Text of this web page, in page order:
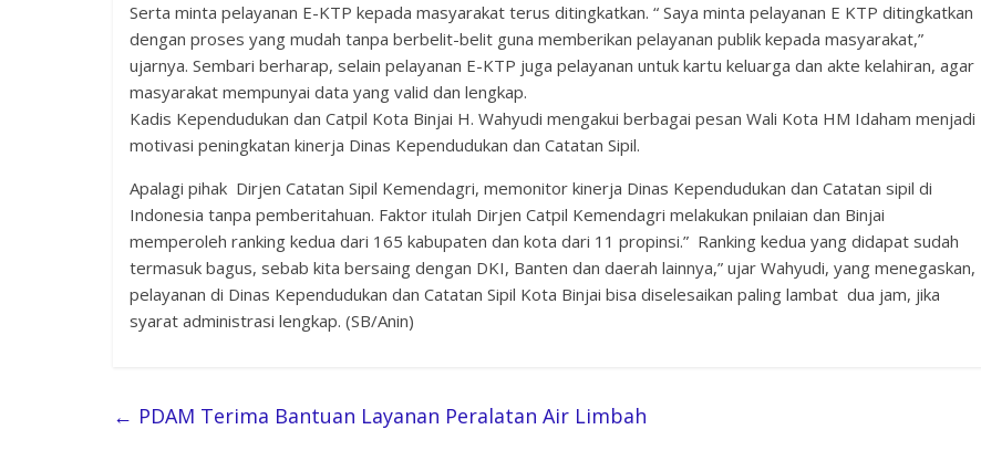
Serta minta pelayanan E-KTP kepada masyarakat terus ditingkatkan. “ Saya minta pelayanan E KTP ditingkatkan
dengan proses yang mudah tanpa berbelit-belit guna memberikan pelayanan publik kepada masyarakat,”
ujarnya. Sembari berharap, selain pelayanan E-KTP juga pelayanan untuk kartu keluarga dan akte kelahiran, agar
masyarakat mempunyai data yang valid dan lengkap.
Kadis Kependudukan dan Catpil Kota Binjai H. Wahyudi mengakui berbagai pesan Wali Kota HM Idaham menjadi
motivasi peningkatan kinerja Dinas Kependudukan dan Catatan Sipil.
Apalagi pihak Dirjen Catatan Sipil Kemendagri, memonitor kinerja Dinas Kependudukan dan Catatan sipil di
Indonesia tanpa pemberitahuan. Faktor itulah Dirjen Catpil Kemendagri melakukan pnilaian dan Binjai
memperoleh ranking kedua dari 165 kabupaten dan kota dari 11 propinsi.” Ranking kedua yang didapat sudah
termasuk bagus, sebab kita bersaing dengan DKI, Banten dan daerah lainnya,” ujar Wahyudi, yang menegaskan,
pelayanan di Dinas Kependudukan dan Catatan Sipil Kota Binjai bisa diselesaikan paling lambat dua jam, jika
syarat administrasi lengkap. (SB/Anin)
← PDAM Terima Bantuan Layanan Peralatan Air Limbah